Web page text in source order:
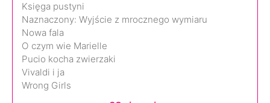
Księga pustyni
Naznaczony: Wyjście z mrocznego wymiaru
Nowa fala
O czym wie Marielle
Pucio kocha zwierzaki
Vivaldi i ja
Wrong Girls